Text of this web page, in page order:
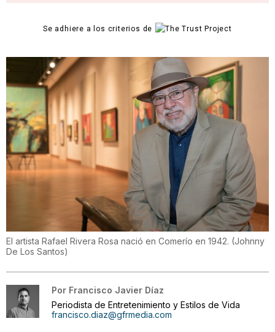
Se adhiere a los criterios de
El artista Rafael Rivera Rosa nació en Comerío en 1942. (Johnny
De Los Santos)
Por Francisco Javier Díaz
Periodista de Entretenimiento y Estilos de Vida
francisco.diaz@gfrmedia.com